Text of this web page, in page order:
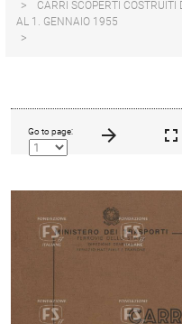
CARRI SCOPERTI
AL 1. GENNAIO 1955
Go to page: